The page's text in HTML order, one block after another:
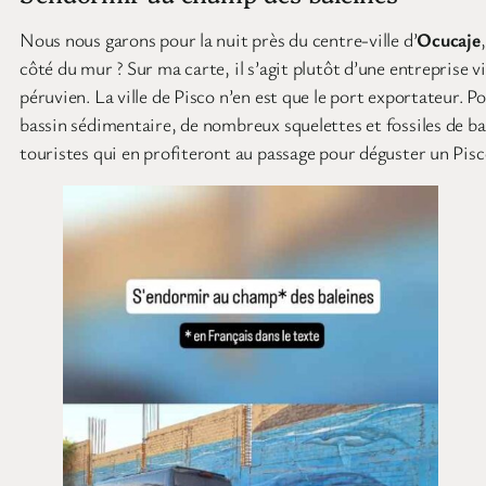
Nous nous garons pour la nuit près du centre-ville d’Ocucaje
côté du mur ? Sur ma carte, il s’agit plutôt d’une entreprise
péruvien. La ville de Pisco n’en est que le port exportateur.
bassin sédimentaire, de nombreux squelettes et fossiles de
touristes qui en profiteront au passage pour déguster un